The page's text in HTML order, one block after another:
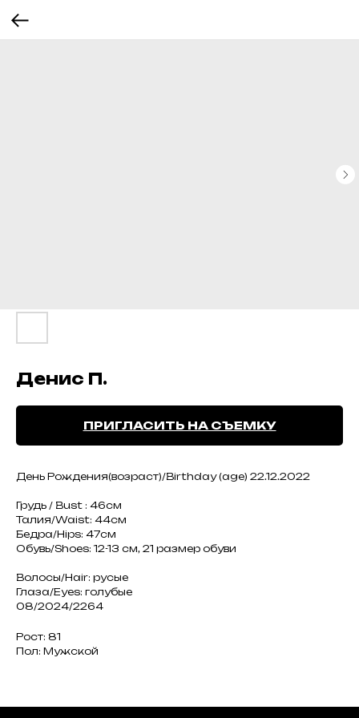
Денис П.
ПРИГЛАСИТЬ НА СЪЕМКУ
День Рождения(возраст)/Birthday (age) 22.12.2022
Грудь / Bust : 46см
Талия/Waist: 44см
Бедра/Hips: 47см
Обувь/Shoes: 12-13 см, 21 размер обуви
Волосы/Hair: русые
Глаза/Eyes: голубые
08/2024/2264
Рост: 81
Пол: Мужской